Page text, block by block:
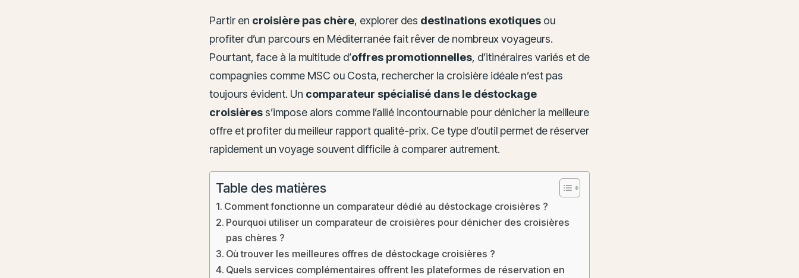
Partir en croisière pas chère, explorer des destinations exotiques ou
profiter d’un parcours en Méditerranée fait rêver de nombreux voyageurs.
Pourtant, face à la multitude d’offres promotionnelles, d’itinéraires variés et de
compagnies comme MSC ou Costa, rechercher la croisière idéale n’est pas
toujours évident. Un comparateur spécialisé dans le déstockage
croisièress’impose alors comme l’allié incontournable pour dénicher la meilleure
offre et profiter du meilleur rapport qualité-prix. Ce type d’outil permet de réserver
rapidement un voyage souvent difficile à comparer autrement.
Table des matières
Comment fonctionne un comparateur dédié au déstockage croisières ?
Pourquoi utiliser un comparateur de croisières pour dénicher des croisières
pas chères ?
Où trouver les meilleures offres de déstockage croisières ?
Quels services complémentaires offrent les plateformes de réservation en